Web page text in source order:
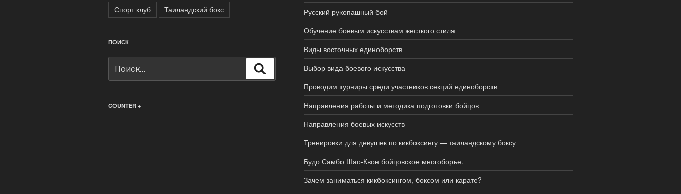
Спорт клуб
Таиландский бокс
ПОИСК
COUNTER +
Русский рукопашный бой
Обучение боевым искусствам жесткого стиля
Виды восточных единоборств
Выбор вида боевого искусства
Проводим турниры среди участников секций единоборств
Направления работы и методика подготовки бойцов
Направления боевых искусств
Тренировки для девушек по кикбоксингу — таиландскому боксу
Будо Самбо Шао-Квон бойцовское многоборье.
Зачем заниматься кикбоксингом, боксом или карате?